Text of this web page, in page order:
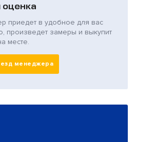
приедет в удобное для вас
произведет замеры и выкупит
месте.
менеджера